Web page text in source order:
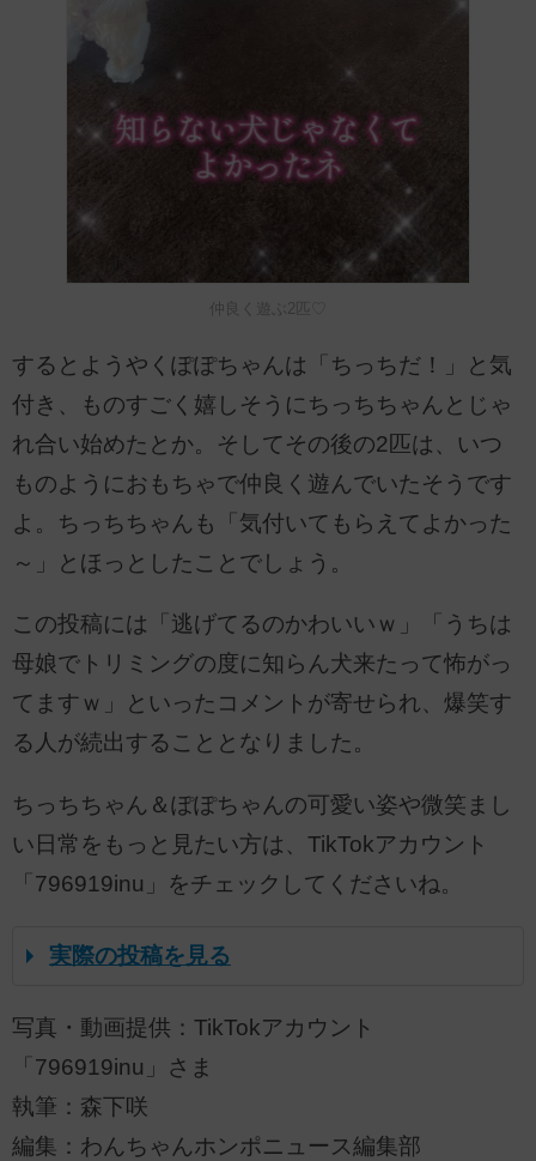
仲良く遊ぶ2匹♡
するとようやくぽぽちゃんは「ちっちだ！」と気
付き、ものすごく嬉しそうにちっちちゃんとじゃ
れ合い始めたとか。そしてその後の2匹は、いつ
ものようにおもちゃで仲良く遊んでいたそうです
よ。ちっちちゃんも「気付いてもらえてよかった
～」とほっとしたことでしょう。
この投稿には「逃げてるのかわいいｗ」「うちは
母娘でトリミングの度に知らん犬来たって怖がっ
てますｗ」といったコメントが寄せられ、爆笑す
る人が続出することとなりました。
ちっちちゃん＆ぽぽちゃんの可愛い姿や微笑まし
い日常をもっと見たい方は、TikTokアカウント
「796919inu」をチェックしてくださいね。
実際の投稿を見る
写真・動画提供：TikTokアカウント
「796919inu」さま
執筆：森下咲
編集：わんちゃんホンポニュース編集部